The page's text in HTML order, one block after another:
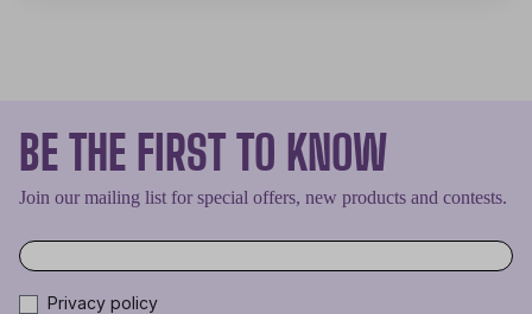
BE THE FIRST TO KNOW
Join our mailing list for special offers, new products and contests.
Privacy policy